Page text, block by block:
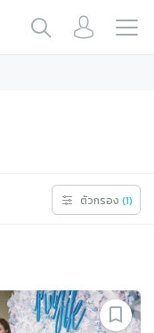
ตัวกรอง (1)